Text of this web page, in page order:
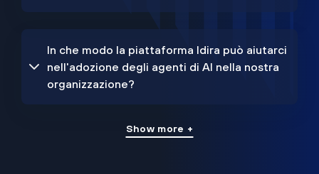
In che modo la piattaforma Idira può aiutarci
nell'adozione degli agenti di AI nella nostra
organizzazione?
Show more +